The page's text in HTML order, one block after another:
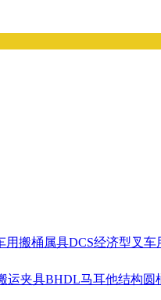
用搬桶属具DCS经济型叉车
运夹具BHDL马耳他结构圆